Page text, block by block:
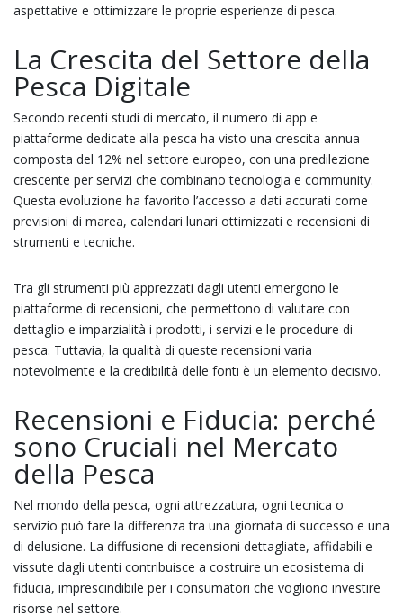
aspettative e ottimizzare le proprie esperienze di pesca.
La Crescita del Settore della
Pesca Digitale
Secondo recenti studi di mercato, il numero di app e
piattaforme dedicate alla pesca ha visto una crescita annua
composta del 12% nel settore europeo, con una predilezione
crescente per servizi che combinano tecnologia e community.
Questa evoluzione ha favorito l’accesso a dati accurati come
previsioni di marea, calendari lunari ottimizzati e recensioni di
strumenti e tecniche.
Tra gli strumenti più apprezzati dagli utenti emergono le
piattaforme di recensioni, che permettono di valutare con
dettaglio e imparzialità i prodotti, i servizi e le procedure di
pesca. Tuttavia, la qualità di queste recensioni varia
notevolmente e la credibilità delle fonti è un elemento decisivo.
Recensioni e Fiducia: perché
sono Cruciali nel Mercato
della Pesca
Nel mondo della pesca, ogni attrezzatura, ogni tecnica o
servizio può fare la differenza tra una giornata di successo e una
di delusione. La diffusione di recensioni dettagliate, affidabili e
vissute dagli utenti contribuisce a costruire un ecosistema di
fiducia, imprescindibile per i consumatori che vogliono investire
risorse nel settore.